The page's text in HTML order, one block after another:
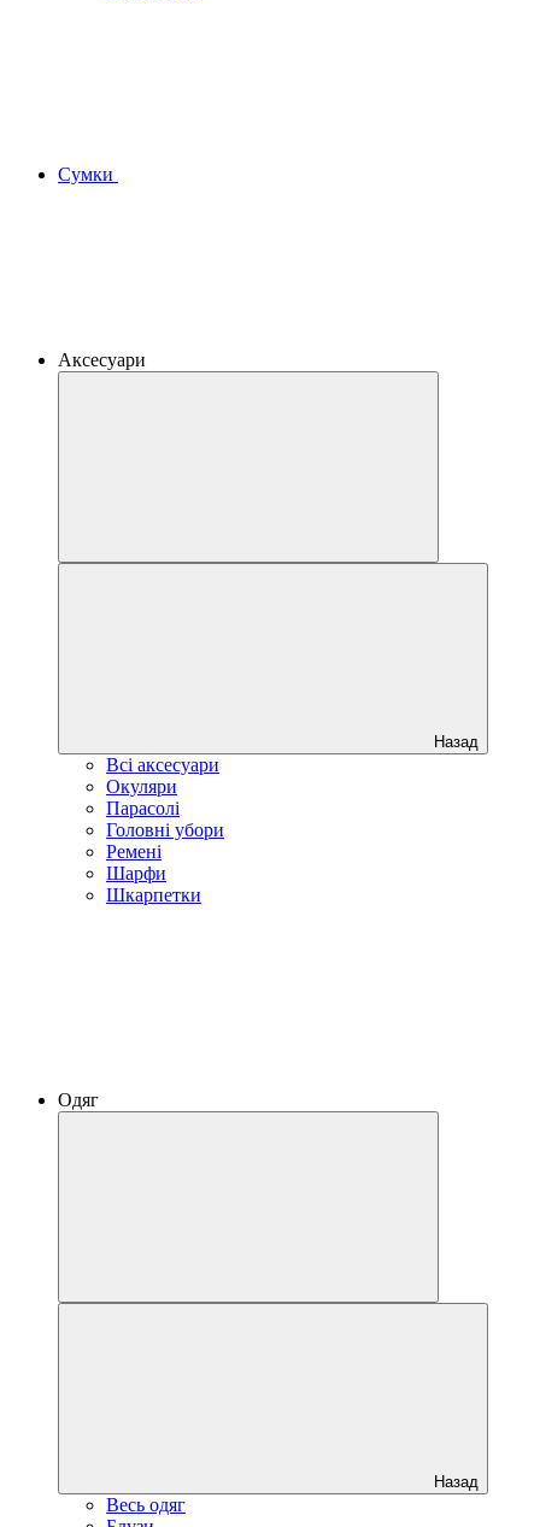
Сумки
Аксесуари
Назад
Всі аксесуари
Окуляри
Парасолі
Головні убори
Ремені
Шарфи
Шкарпетки
Одяг
Назад
Весь одяг